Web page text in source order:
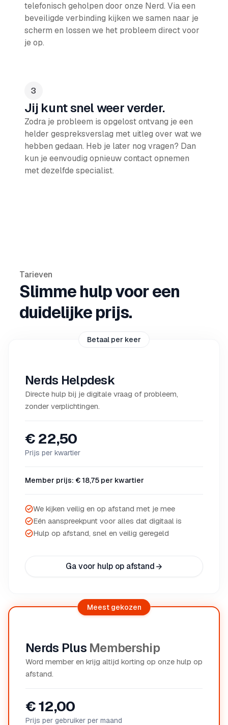
telefonisch geholpen door onze Nerd. Via een
beveiligde verbinding kijken we samen naar je
scherm en lossen we het probleem direct voor
je op.
Jij kunt snel weer verder.
Zodra je probleem is opgelost ontvang je een
helder gespreksverslag met uitleg over wat we
hebben gedaan. Heb je later nog vragen? Dan
kun je eenvoudig opnieuw contact opnemen
met dezelfde specialist.
Tarieven
Slimme hulp voor een
duidelijke prijs.
Nerds Helpdesk
Directe hulp bij je digitale vraag of probleem,
zonder verplichtingen.
€ 22,50
Prijs per kwartier
Member prijs: € 18,75 per kwartier
We kijken veilig en op afstand met je mee
Eén aanspreekpunt voor alles dat digitaal is
Hulp op afstand, snel en veilig geregeld
Ga voor hulp op afstand
Betaal per keer
Nerds Plus Membership
Word member en krijg altijd korting op onze hulp op
afstand.
€ 12,00
Prijs per gebruiker per maand
Meest gekozen